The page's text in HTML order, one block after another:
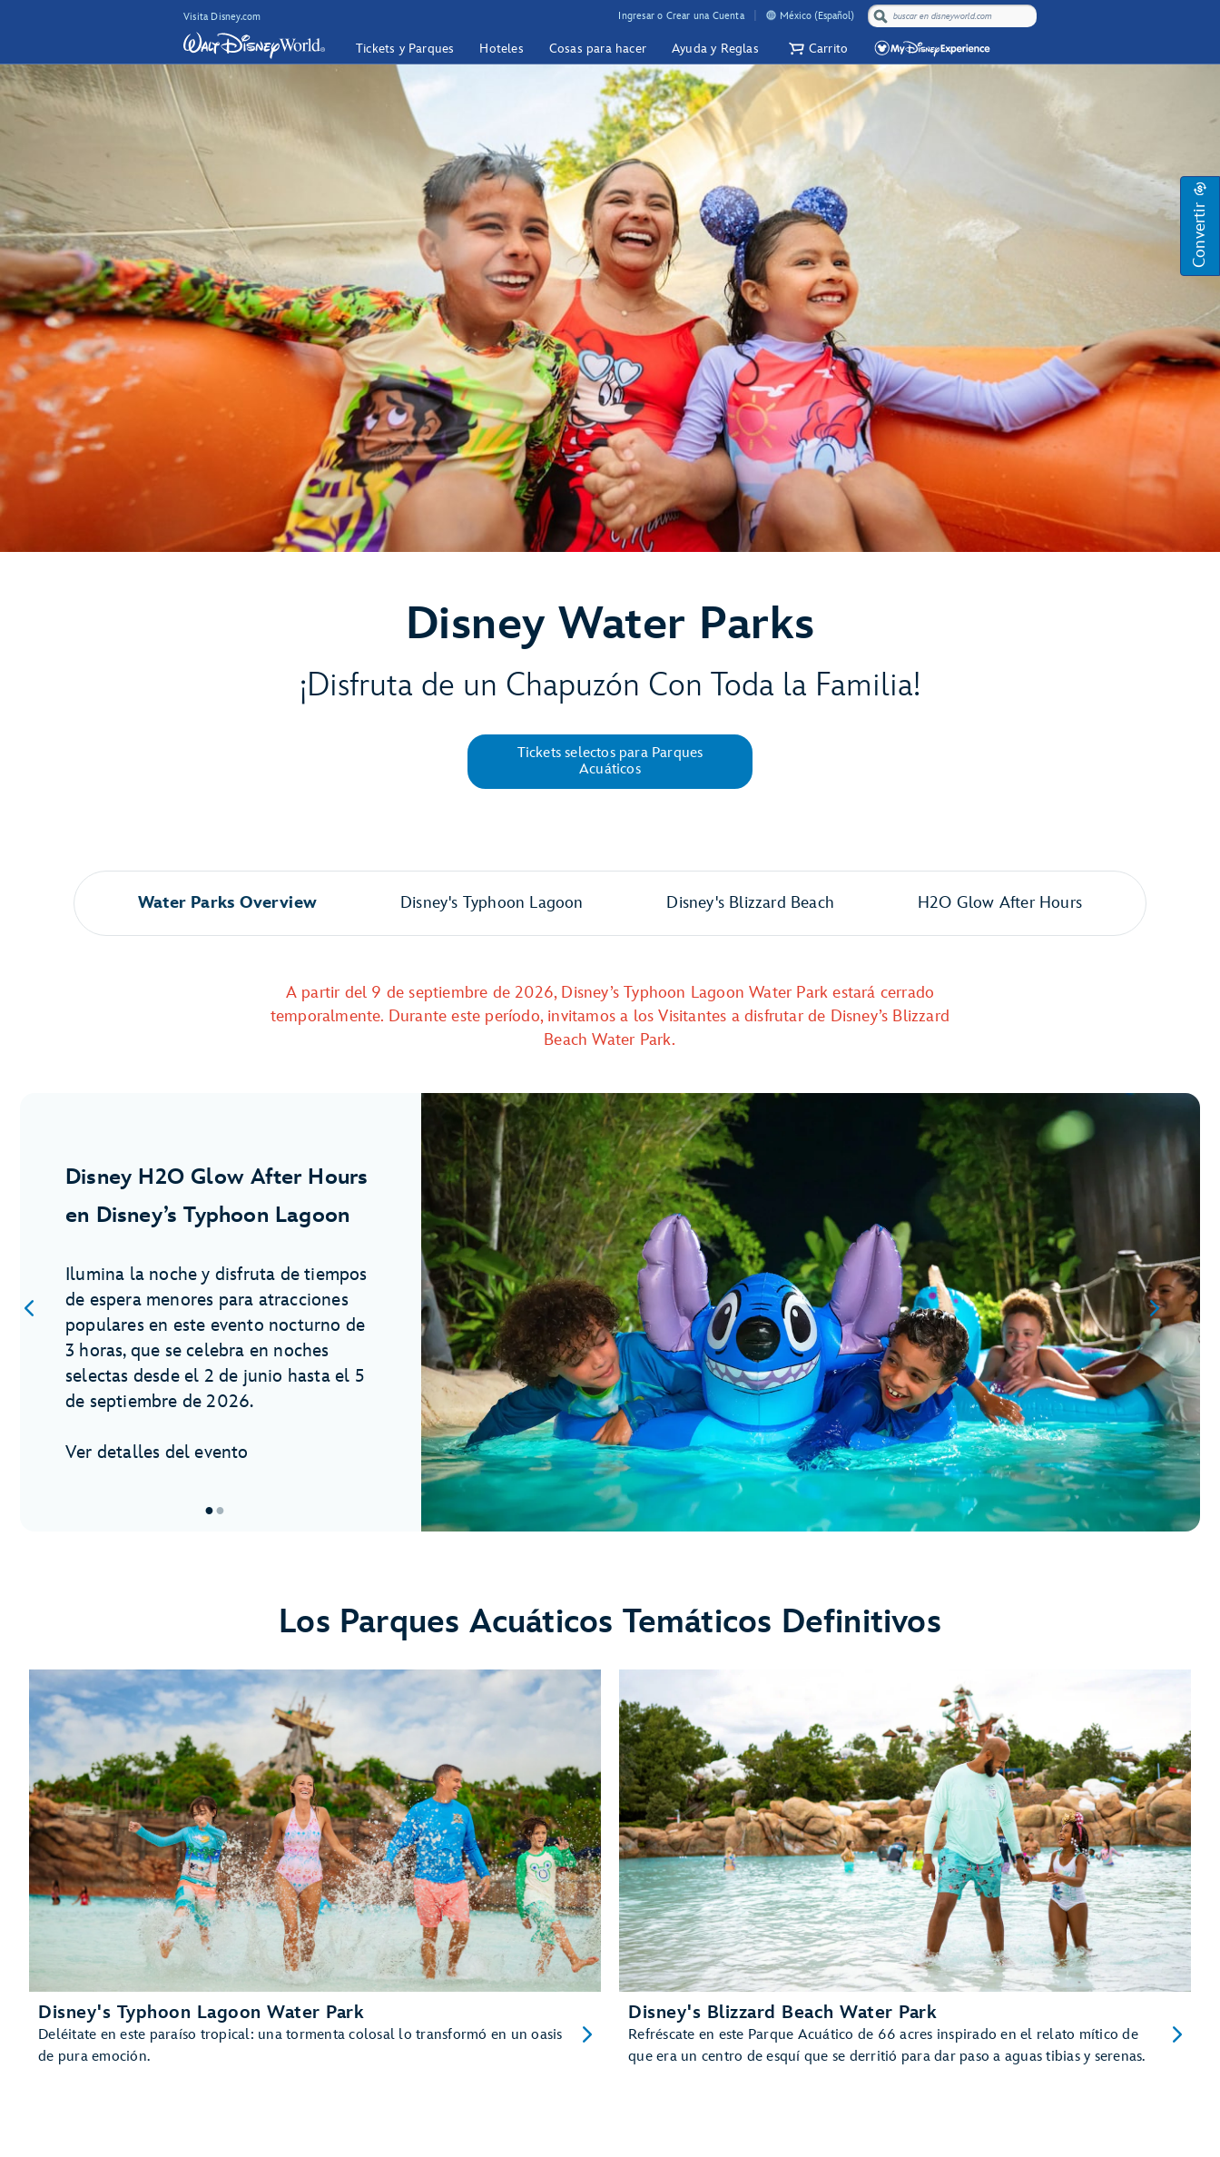
Visita Disney.com Ingresar o Crear una Cuenta México (Español)
Tickets y Parques Hoteles Cosas para hacer Ayuda y Reglas Carrito
Convertir
Disney Water Parks
¡Disfruta de un Chapuzón Con Toda la Familia!
Tickets selectos para Parques
Acuáticos
Water Parks Overview Disney's Typhoon Lagoon Disney's Blizzard Beach H2O Glow After Hours
A partir del 9 de septiembre de 2026, Disney’s Typhoon Lagoon Water Park estará cerrado
temporalmente. Durante este período, invitamos a los Visitantes a disfrutar de Disney’s Blizzard
Beach Water Park.
Disney H2O Glow After Hours
en Disney’s Typhoon Lagoon
Ilumina la noche y disfruta de tiempos
de espera menores para atracciones
populares en este evento nocturno de
3 horas, que se celebra en noches
selectas desde el 2 de junio hasta el 5
de septiembre de 2026.
Ver detalles del evento
Glow
After
Hours
en
Disney’s
Typhoon
Lagoon
●●
Los Parques Acuáticos Temáticos Definitivos
Disney's Typhoon Lagoon Water Park
Deléitate en este paraíso tropical: una tormenta colosal lo transformó en un oasis
de pura emoción.
Disney's Blizzard Beach Water Park
Refréscate en este Parque Acuático de 66 acres inspirado en el relato mítico de
que era un centro de esquí que se derritió para dar paso a aguas tibias y serenas.